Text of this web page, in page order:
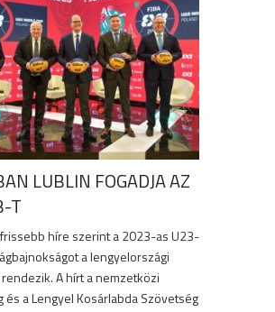
LUBLIN FOGADJA AZ
T
híre szerint a 2023-as U23-
a lengyelországi
A hírt a nemzetközi
és a Lengyel Kosárlabda Szövetség